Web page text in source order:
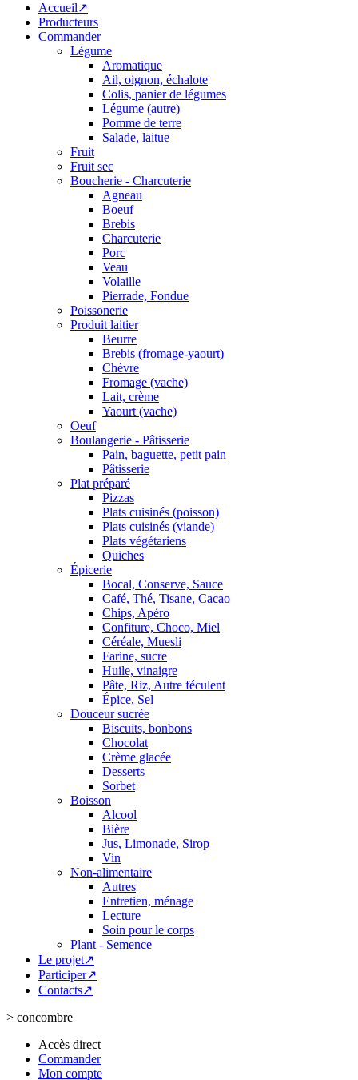
Accueil↗
Producteurs
Commander
Légume
Aromatique
Ail, oignon, échalote
Colis, panier de légumes
Légume (autre)
Pomme de terre
Salade, laitue
Fruit
Fruit sec
Boucherie - Charcuterie
Agneau
Boeuf
Brebis
Charcuterie
Porc
Veau
Volaille
Pierrade, Fondue
Poissonerie
Produit laitier
Beurre
Brebis (fromage-yaourt)
Chèvre
Fromage (vache)
Lait, crème
Yaourt (vache)
Oeuf
Boulangerie - Pâtisserie
Pain, baguette, petit pain
Pâtisserie
Plat préparé
Pizzas
Plats cuisinés (poisson)
Plats cuisinés (viande)
Plats végétariens
Quiches
Épicerie
Bocal, Conserve, Sauce
Café, Thé, Tisane, Cacao
Chips, Apéro
Confiture, Choco, Miel
Céréale, Muesli
Farine, sucre
Huile, vinaigre
Pâte, Riz, Autre féculent
Épice, Sel
Douceur sucrée
Biscuits, bonbons
Chocolat
Crème glacée
Desserts
Sorbet
Boisson
Alcool
Bière
Jus, Limonade, Sirop
Vin
Non-alimentaire
Autres
Entretien, ménage
Lecture
Soin pour le corps
Plant - Semence
Le projet↗
Participer↗
Contacts↗
> concombre
Accès direct
Commander
Mon compte